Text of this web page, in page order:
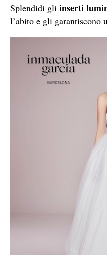
Splendidi gli inserti
l’abito e gli garantiscono